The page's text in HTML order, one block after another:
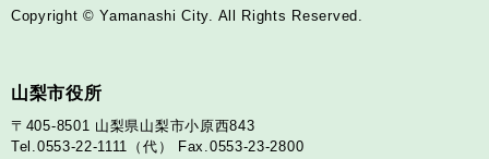
Copyright © Yamanashi City. All Rights Reserved.
山梨市役所
〒405-8501 山梨県山梨市小原西843
Tel.0553-22-1111（代）
Fax.0553-23-2800